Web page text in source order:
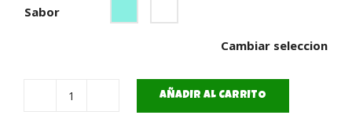
Sabor
Cambiar seleccion
Liquid AÑADIR AL CARRITO